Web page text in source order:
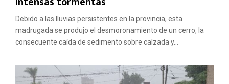
Debido a las lluvias persistentes en la provincia, esta
madrugada se produjo el desmoronamiento de un cerro, la
consecuente caída de sedimento sobre calzada y...